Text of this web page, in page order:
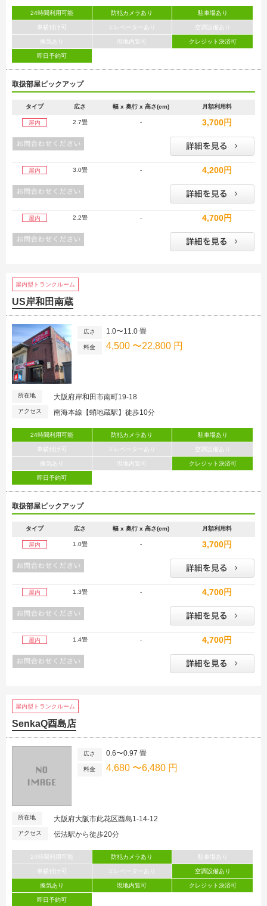
24時間利用可能 防犯カメラあり 駐車場あり
車横付け可 エレベーターあり 空調設備あり
換気あり 現地内覧可 クレジット決済可
即日予約可
取扱部屋ピックアップ
タイプ 広さ 幅 x 奥行 x 高さ(cm) 月額利用料
屋内 2.7畳 - 3,700円
屋内 3.0畳 - 4,200円
屋内 2.2畳 - 4,700円
屋内型トランクルーム
US岸和田南蔵
広さ 1.0〜11.0 畳
料金 4,500 〜22,800 円
所在地 大阪府岸和田市南町19-18
アクセス 南海本線【蛸地蔵駅】徒歩10分
24時間利用可能 防犯カメラあり 駐車場あり
車横付け可 エレベーターあり 空調設備あり
換気あり 現地内覧可 クレジット決済可
即日予約可
取扱部屋ピックアップ
タイプ 広さ 幅 x 奥行 x 高さ(cm) 月額利用料
屋内 1.0畳 - 3,700円
屋内 1.3畳 - 4,700円
屋内 1.4畳 - 4,700円
屋内型トランクルーム
SenkaQ酉島店
広さ 0.6〜0.97 畳
料金 4,680 〜6,480 円
所在地 大阪府大阪市此花区酉島1-14-12
アクセス 伝法駅から徒歩20分
24時間利用可能 防犯カメラあり 駐車場あり
車横付け可 エレベーターあり 空調設備あり
換気あり 現地内覧可 クレジット決済可
即日予約可